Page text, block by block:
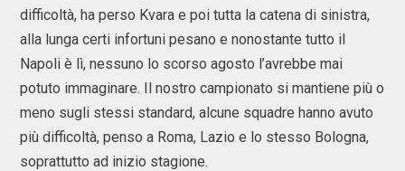
difficoltà, ha perso Kvara e poi tutta la catena di sinistra,
alla lunga certi infortuni pesano e nonostante tutto il
Napoli è lì, nessuno lo scorso agosto l’avrebbe mai
potuto immaginare. Il nostro campionato si mantiene più o
meno sugli stessi standard, alcune squadre hanno avuto
più difficoltà, penso a Roma, Lazio e lo stesso Bologna,
soprattutto ad inizio stagione.